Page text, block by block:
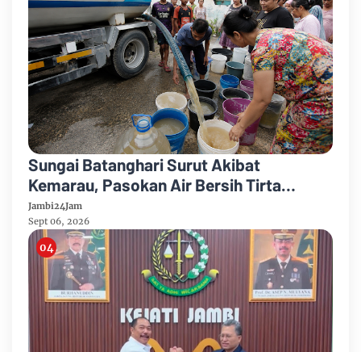
Sungai Batanghari Surut Akibat
Kemarau, Pasokan Air Bersih Tirta
Mayang Jambi Keruh
Jambi24Jam
Sept 06, 2026